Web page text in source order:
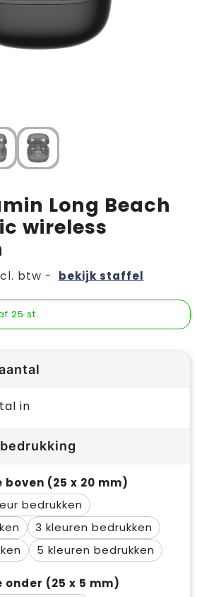
Long Beach
wireless
btw - bekijk staffel
25 st.
in
(25 x 20 mm)
3
5
(25 x 5 mm)